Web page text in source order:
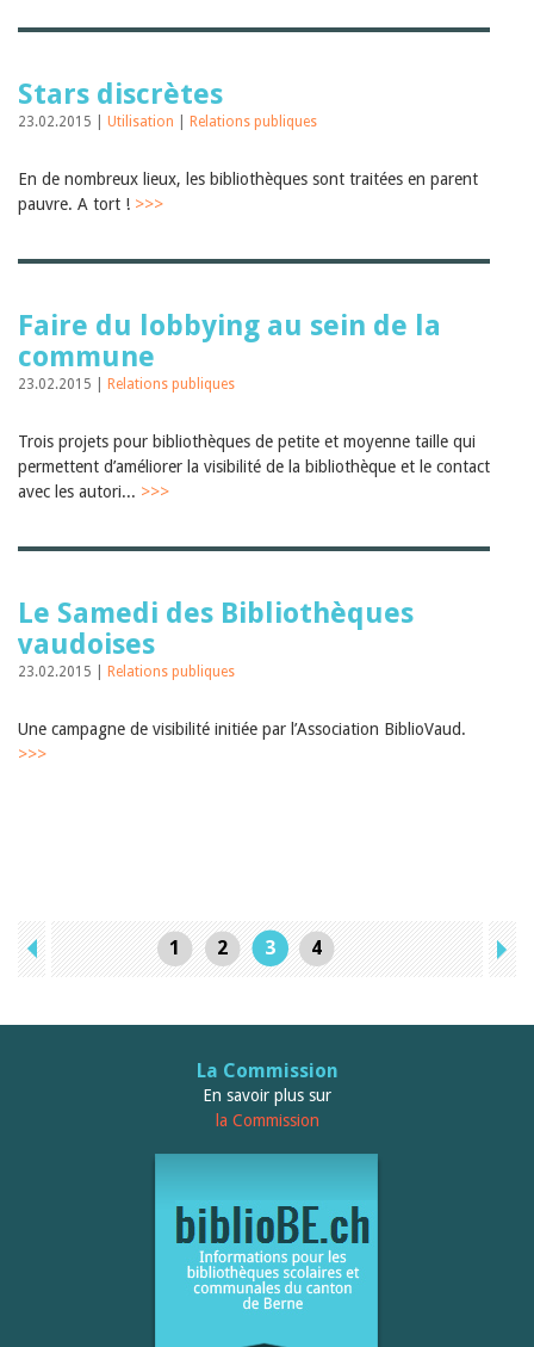
Stars discrètes
23.02.2015 | Utilisation Relations publiques
En de nombreux lieux, les bibliothèques sont traitées en parent
pauvre. A tort ! >>>
Faire du lobbying au sein de la
commune
23.02.2015 | Relations publiques
Trois projets pour bibliothèques de petite et moyenne taille qui
permettent d’améliorer la visibilité de la bibliothèque et le contact
avec les autori... >>>
Le Samedi des Bibliothèques
vaudoises
23.02.2015 | Relations publiques
Une campagne de visibilité initiée par l’Association BiblioVaud.
>>>
1 2 3 4
La Commission
En savoir plus sur
la Commission